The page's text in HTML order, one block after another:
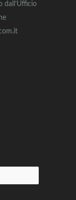
dall’Ufficio